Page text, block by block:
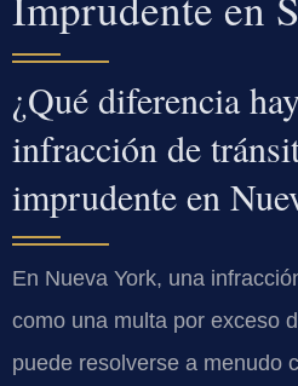
¿Qué diferencia
infracción de
imprudente en
En Nueva York, una
como una multa por exceso
puede resolverse a menudo